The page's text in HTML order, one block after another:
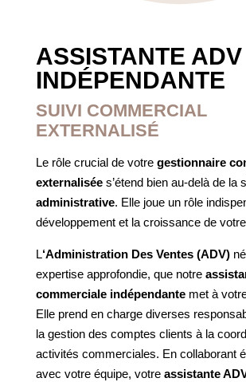
ASSISTANTE ADV
INDÉPENDANTE
SUIVI COMMERCIAL
EXTERNALISÉ
Le rôle crucial de votre gestionnaire
externalisées’étend bien au-delà de la
administrative. Elle joue un rôle
développement et la croissance de
L‘Administration Des Ventes (ADV)
expertise approfondie, que notre
commerciale indépendantemet à
Elle prend en charge diverses
la gestion des comptes clients à la
activités commerciales. En collaborant
avec votre équipe, votre assistante